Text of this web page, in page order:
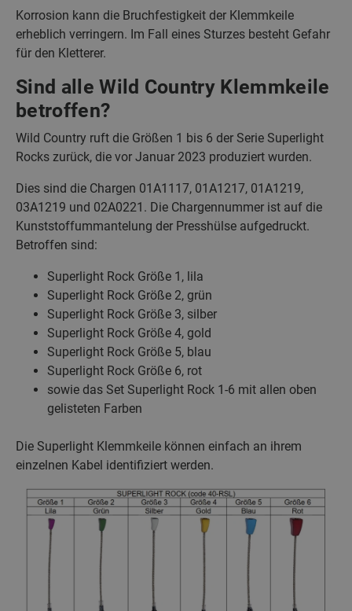
Korrosion kann die Bruchfestigkeit der Klemmkeile
erheblich verringern. Im Fall eines Sturzes besteht Gefahr
für den Kletterer.
Sind alle Wild Country Klemmkeile
betroffen?
Wild Country ruft die Größen 1 bis 6 der Serie Superlight
Rocks zurück, die vor Januar 2023 produziert wurden.
Dies sind die Chargen 01A1117, 01A1217, 01A1219,
03A1219 und 02A0221. Die Chargennummer ist auf die
Kunststoffummantelung der Presshülse aufgedruckt.
Betroffen sind:
Superlight Rock Größe 1, lila
Superlight Rock Größe 2, grün
Superlight Rock Größe 3, silber
Superlight Rock Größe 4, gold
Superlight Rock Größe 5, blau
Superlight Rock Größe 6, rot
sowie das Set Superlight Rock 1-6 mit allen oben
gelisteten Farben
Die Superlight Klemmkeile können einfach an ihrem
einzelnen Kabel identifiziert werden.